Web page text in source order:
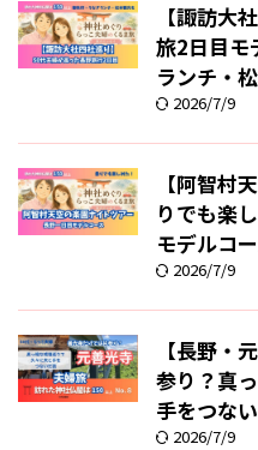
【諏訪大
旅2日目モ
ランチ・
2026/7/9
【阿智村
りでも楽
モデルコ
2026/7/9
【長野・
参り？真
手をつな
2026/7/9